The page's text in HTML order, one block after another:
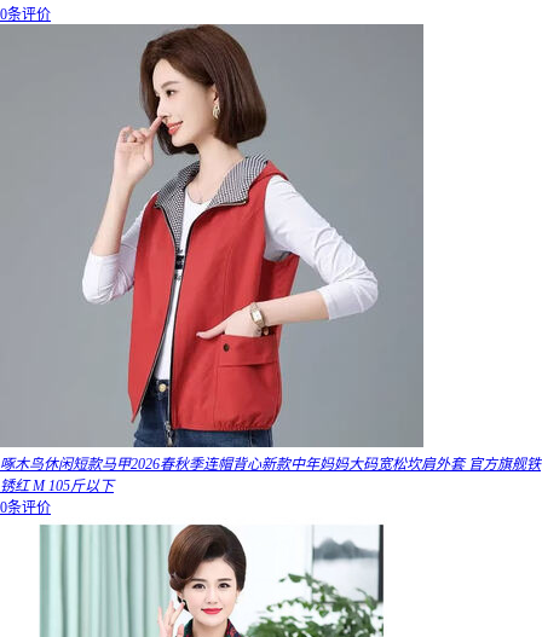
0条评价
啄木鸟休闲短款马甲2026春秋季连帽背心新款中年妈妈大码宽松坎肩外套 官方旗舰铁
锈红 M 105斤以下
0条评价